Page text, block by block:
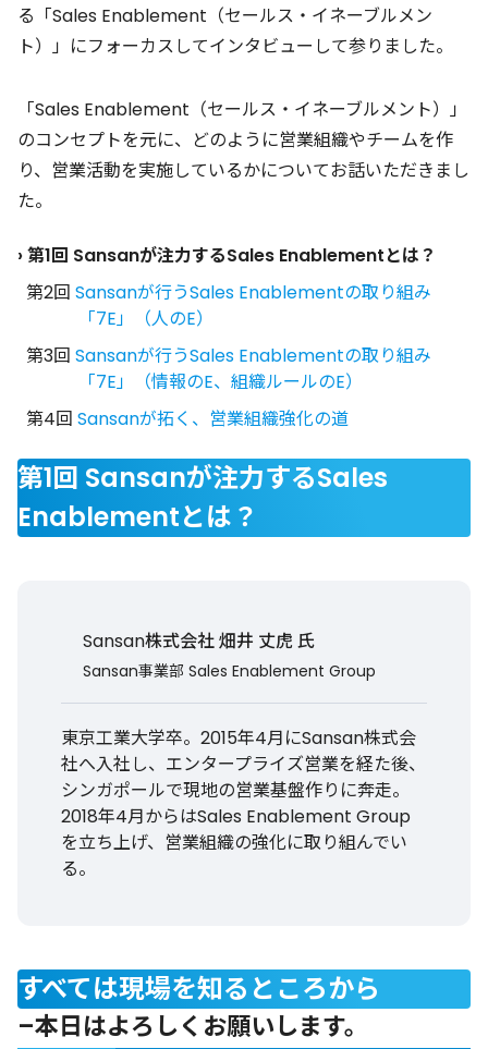
る「Sales Enablement（セールス・イネーブルメン
ト）」にフォーカスしてインタビューして参りました。
「Sales Enablement（セールス・イネーブルメント）」
のコンセプトを元に、どのように営業組織やチームを作
り、営業活動を実施しているかについてお話いただきまし
た。
› 第1回 Sansanが注力するSales Enablementとは？
第2回 Sansanが行うSales Enablementの取り組み
「7E」（人のE）
第3回 Sansanが行うSales Enablementの取り組み
「7E」（情報のE、組織ルールのE）
第4回 Sansanが拓く、営業組織強化の道
第1回 Sansanが注力するSales
Enablementとは？
Sansan株式会社 畑井 丈虎 氏
Sansan事業部 Sales Enablement Group
東京工業大学卒。2015年4月にSansan株式会
社へ入社し、エンタープライズ営業を経た後、
シンガポールで現地の営業基盤作りに奔走。
2018年4月からはSales Enablement Group
を立ち上げ、営業組織の強化に取り組んでい
る。
すべては現場を知るところから
–本日はよろしくお願いします。